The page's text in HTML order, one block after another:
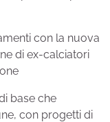
con la nuova
di ex-calciatori
base che
con progetti di